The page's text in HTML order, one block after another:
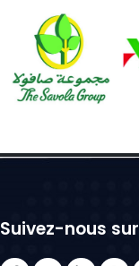
Suivez-nous sur